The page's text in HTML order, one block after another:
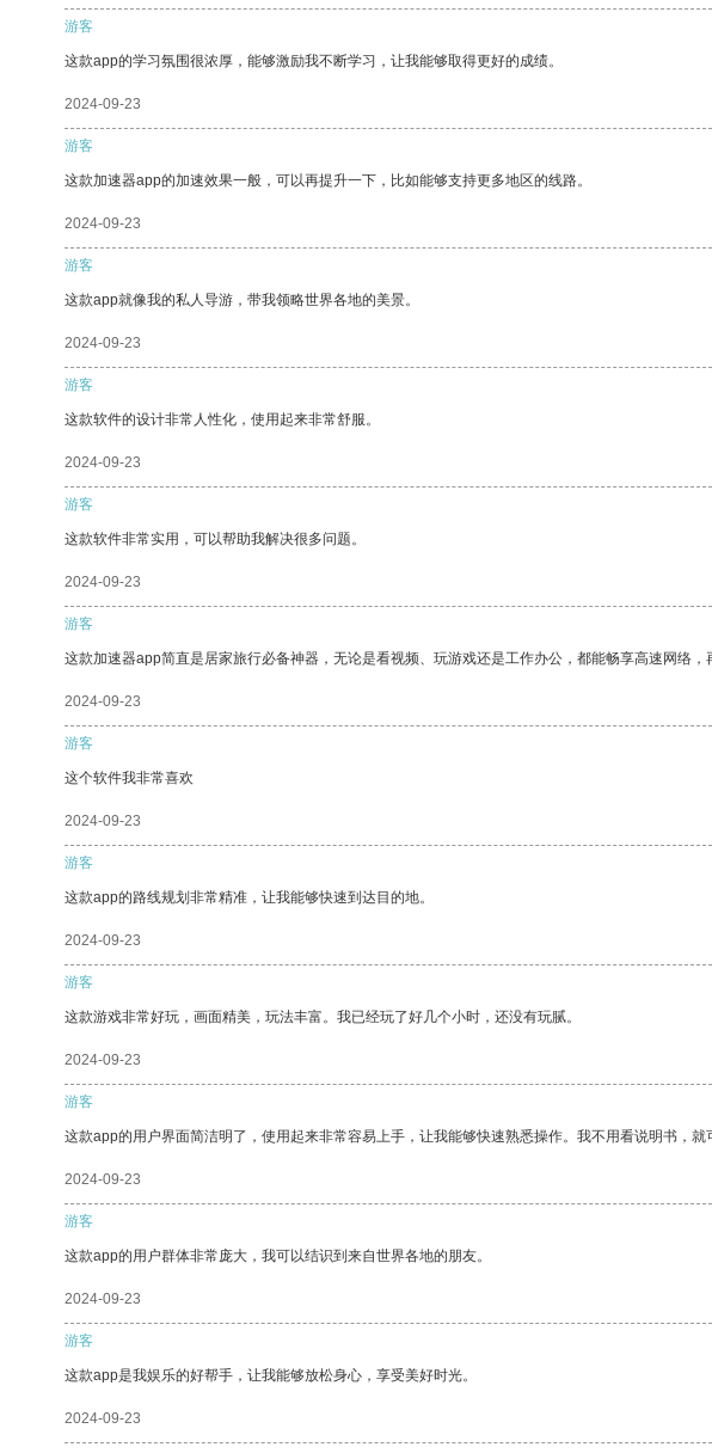
游客
这款app的学习氛围很浓厚，能够激励我不断学习，让我能够取得更好的成绩。
2024-09-23
游客
这款加速器app的加速效果一般，可以再提升一下，比如能够支持更多地区的线路。
2024-09-23
游客
这款app就像我的私人导游，带我领略世界各地的美景。
2024-09-23
游客
这款软件的设计非常人性化，使用起来非常舒服。
2024-09-23
游客
这款软件非常实用，可以帮助我解决很多问题。
2024-09-23
游客
这款加速器app简直是居家旅行必备神器，无论是看视频、玩游戏还是工作办公，都能畅享高速网络
2024-09-23
游客
这个软件我非常喜欢
2024-09-23
游客
这款app的路线规划非常精准，让我能够快速到达目的地。
2024-09-23
游客
这款游戏非常好玩，画面精美，玩法丰富。我已经玩了好几个小时，还没有玩腻。
2024-09-23
游客
这款app的用户界面简洁明了，使用起来非常容易上手，让我能够快速熟悉操作。我不用看说明书，就
2024-09-23
游客
这款app的用户群体非常庞大，我可以结识到来自世界各地的朋友。
2024-09-23
游客
这款app是我娱乐的好帮手，让我能够放松身心，享受美好时光。
2024-09-23